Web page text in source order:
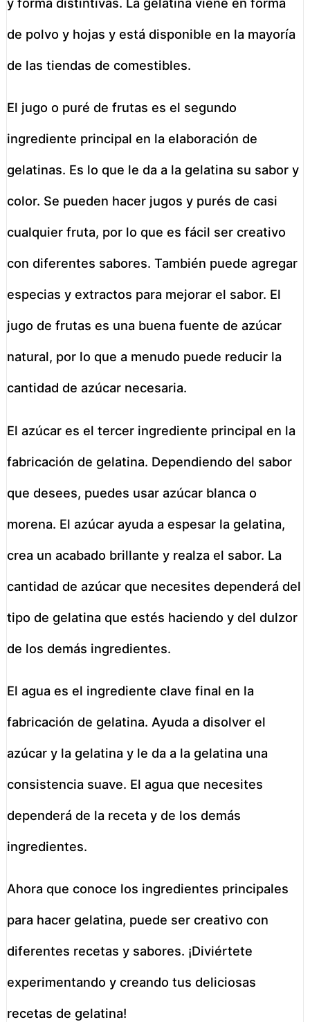
de polvo y hojas y está disponible en la mayoría
de las tiendas de comestibles.
El jugo o puré de frutas es el segundo
ingrediente principal en la elaboración de
gelatinas. Es lo que le da a la gelatina su sabor y
color. Se pueden hacer jugos y purés de casi
cualquier fruta, por lo que es fácil ser creativo
con diferentes sabores. También puede agregar
especias y extractos para mejorar el sabor. El
jugo de frutas es una buena fuente de azúcar
natural, por lo que a menudo puede reducir la
cantidad de azúcar necesaria.
El azúcar es el tercer ingrediente principal en la
fabricación de gelatina. Dependiendo del sabor
que desees, puedes usar azúcar blanca o
morena. El azúcar ayuda a espesar la gelatina,
crea un acabado brillante y realza el sabor. La
cantidad de azúcar que necesites dependerá del
tipo de gelatina que estés haciendo y del dulzor
de los demás ingredientes.
El agua es el ingrediente clave final en la
fabricación de gelatina. Ayuda a disolver el
azúcar y la gelatina y le da a la gelatina una
consistencia suave. El agua que necesites
dependerá de la receta y de los demás
ingredientes.
Ahora que conoce los ingredientes principales
para hacer gelatina, puede ser creativo con
diferentes recetas y sabores. ¡Diviértete
experimentando y creando tus deliciosas
recetas de gelatina!